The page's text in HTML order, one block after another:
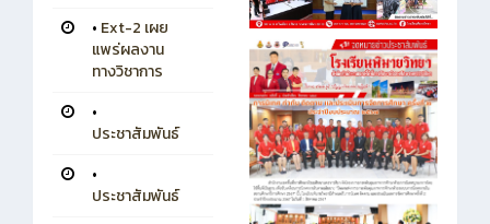
• Ext-2 เผย
แพร่ผลงาน
ทางวิชาการ
•
ประชาสัมพันธ์
•
ประชาสัมพันธ์